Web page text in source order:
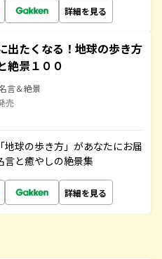
詳細を見る
出たくなる！地球の歩き方
絶景１００
言＆絶景
売
球の歩き方」があなたにお届
言と癒やしの絶景集
詳細を見る